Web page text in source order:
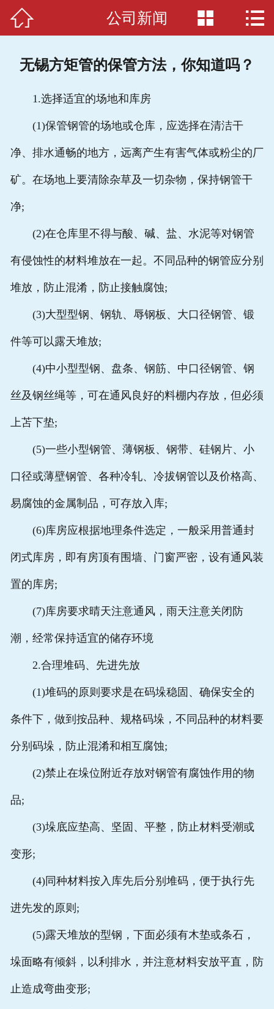
首页
在线留言
 公司新闻  
无锡方矩管的保管方法，你知道吗？
1.选择适宜的场地和库房
(1)保管钢管的场地或仓库，应选择在清洁干
净、排水通畅的地方，远离产生有害气体或粉尘的厂
矿。在场地上要清除杂草及一切杂物，保持钢管干
净;
(2)在仓库里不得与酸、碱、盐、水泥等对钢管
有侵蚀性的材料堆放在一起。不同品种的钢管应分别
堆放，防止混淆，防止接触腐蚀;
(3)大型型钢、钢轨、辱钢板、大口径钢管、锻
件等可以露天堆放;
(4)中小型型钢、盘条、钢筋、中口径钢管、钢
丝及钢丝绳等，可在通风良好的料棚内存放，但必须
上苫下垫;
(5)一些小型钢管、薄钢板、钢带、硅钢片、小
口径或薄壁钢管、各种冷轧、冷拔钢管以及价格高、
易腐蚀的金属制品，可存放入库;
(6)库房应根据地理条件选定，一般采用普通封
闭式库房，即有房顶有围墙、门窗严密，设有通风装
置的库房;
(7)库房要求晴天注意通风，雨天注意关闭防
潮，经常保持适宜的储存环境
2.合理堆码、先进先放
(1)堆码的原则要求是在码垛稳固、确保安全的
条件下，做到按品种、规格码垛，不同品种的材料要
分别码垛，防止混淆和相互腐蚀;
(2)禁止在垛位附近存放对钢管有腐蚀作用的物
品;
(3)垛底应垫高、坚固、平整，防止材料受潮或
变形;
(4)同种材料按入库先后分别堆码，便于执行先
进先发的原则;
(5)露天堆放的型钢，下面必须有木垫或条石，
垛面略有倾斜，以利排水，并注意材料安放平直，防
止造成弯曲变形;